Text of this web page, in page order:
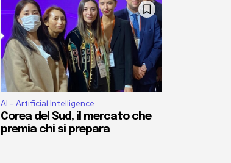
AI - Artificial Intelligence
Corea del Sud, il mercato che
premia chi si prepara